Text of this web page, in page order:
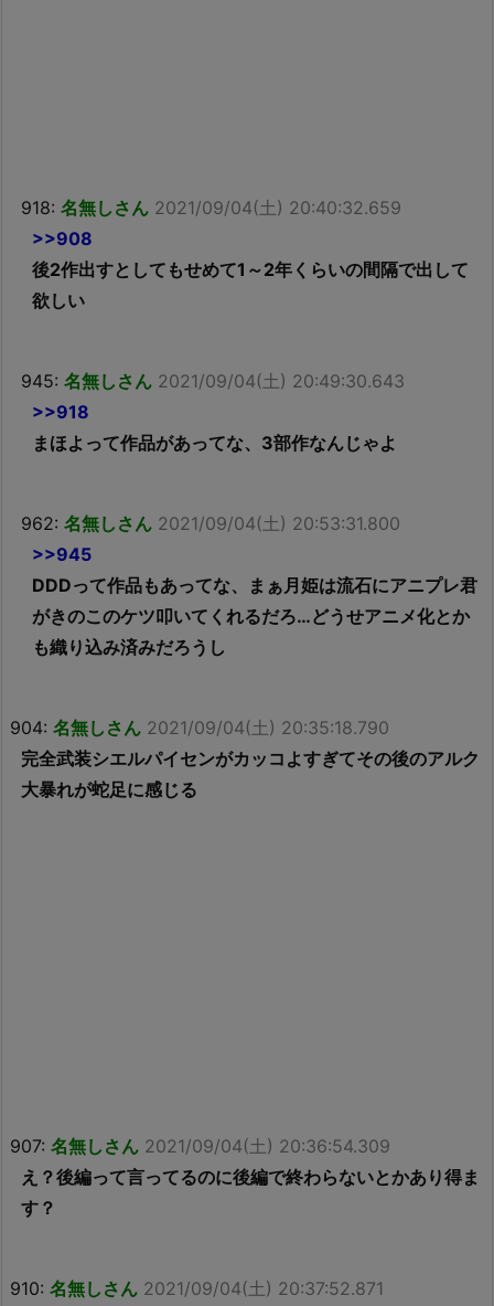
918: 名無しさん 2021/09/04(土) 20:40:32.659
>>908
後2作出すとしてもせめて1～2年くらいの間隔で出して
欲しい
945: 名無しさん 2021/09/04(土) 20:49:30.643
>>918
まほよって作品があってな、3部作なんじゃよ
962: 名無しさん 2021/09/04(土) 20:53:31.800
>>945
DDDって作品もあってな、まぁ月姫は流石にアニプレ君
がきのこのケツ叩いてくれるだろ…どうせアニメ化とか
も織り込み済みだろうし
904: 名無しさん 2021/09/04(土) 20:35:18.790
完全武装シエルパイセンがカッコよすぎてその後のアルク
大暴れが蛇足に感じる
907: 名無しさん 2021/09/04(土) 20:36:54.309
え？後編って言ってるのに後編で終わらないとかあり得ま
す？
910: 名無しさん 2021/09/04(土) 20:37:52.871